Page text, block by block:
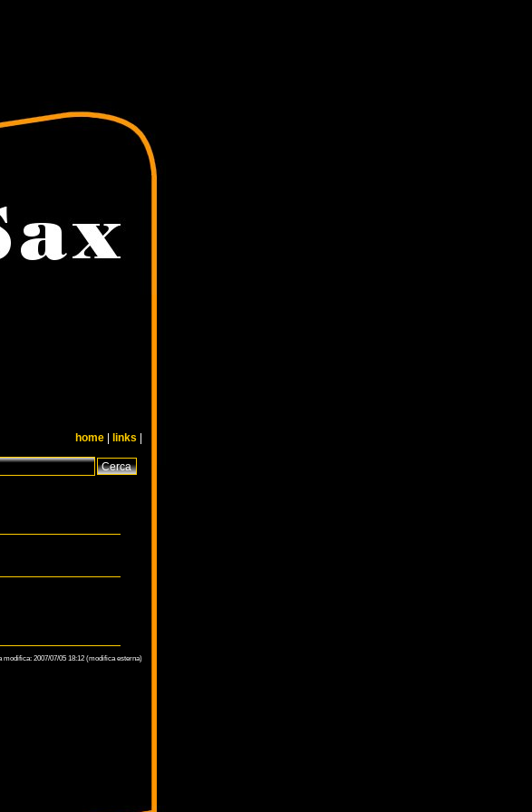
home links
modifica: 2007/07/05 18:12 (modifica esterna)